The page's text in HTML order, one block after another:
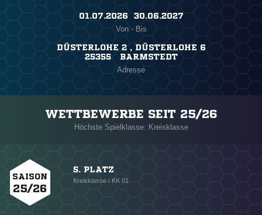
01.07.2026 ​ 30.06.2027
Von - Bis
DÜSTERLOHE 2 , DÜSTERLOHE 6
25355 BARMSTEDT
Adresse
WETTBEWERBE SEIT 25/26
Höchste Spielklasse: Kreisklasse
SAISON
25/26
5. PLATZ
Kreisklasse / KK 01